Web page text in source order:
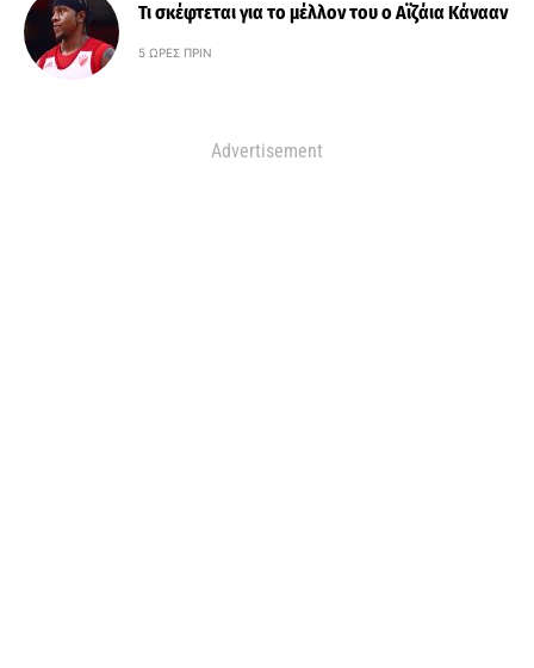
Τι σκέφτεται για το μέλλον του ο Αϊζάια Κάνααν
5 ΏΡΕΣ ΠΡΙΝ
Advertisement